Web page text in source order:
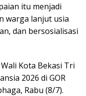
itu menjadi
warga lanjut usia
dan bersosialisasi
Kota Bekasi Tri
2026 di GOR
Rabu (8/7).